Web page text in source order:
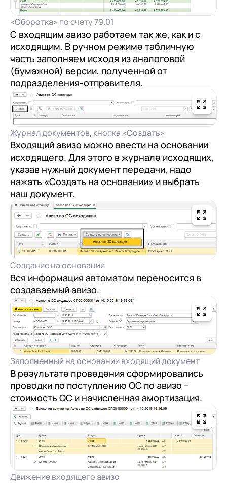
«Оборотка» по счету 79.01
С входящим авизо работаем так же, как и с
исходящим. В ручном режиме табличную
часть заполняем исходя из аналоговой
(бумажной) версии, полученной от
подразделения-отправителя.
Журнал документов, кнопка «Создать»
Входящий авизо можно ввести на основании
исходящего. Для этого в журнале исходящих,
указав нужный документ передачи, надо
нажать «Создать на основании» и выбрать
наш документ.
Создание на основании
Вся информация автоматом переносится в
создаваемый авизо.
Заполненный на основании входящий документ
В результате проведения сформировались
проводки по поступлению ОС по авизо –
стоимость ОС и начисленная амортизация.
Движение входящего авизо